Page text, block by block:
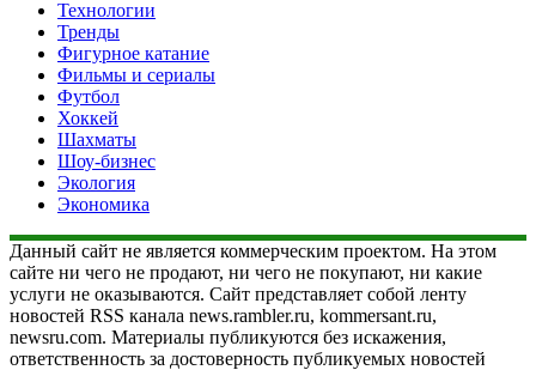
Технологии
Тренды
Фигурное катание
Фильмы и сериалы
Футбол
Хоккей
Шахматы
Шоу-бизнес
Экология
Экономика
Данный сайт не является коммерческим проектом. На этом
сайте ни чего не продают, ни чего не покупают, ни какие
услуги не оказываются. Сайт представляет собой ленту
новостей RSS канала news.rambler.ru, kommersant.ru,
newsru.com. Материалы публикуются без искажения,
ответственность за достоверность публикуемых новостей